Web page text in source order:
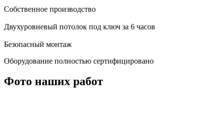
Собственное производство
Двухуровневый потолок под ключ за 6 часов
Безопасный монтаж
Оборудование полностью сертифицировано
Фото наших работ